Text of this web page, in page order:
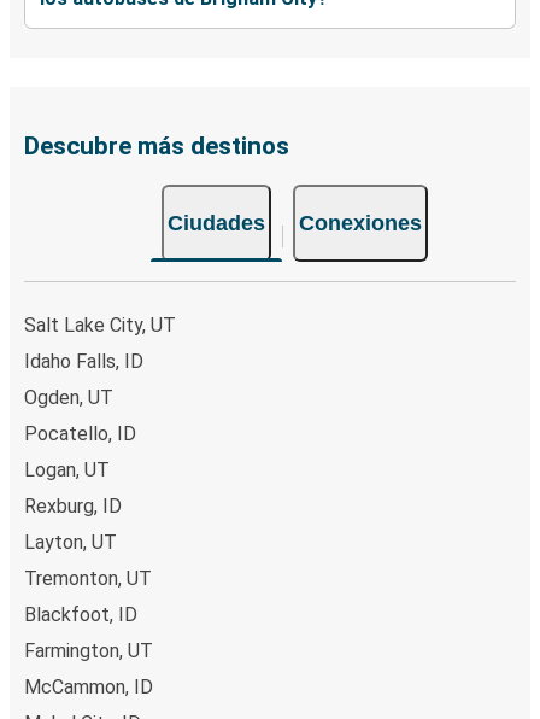
Descubre más destinos
Ciudades Conexiones
Salt Lake City, UT
Idaho Falls, ID
Ogden, UT
Pocatello, ID
Logan, UT
Rexburg, ID
Layton, UT
Tremonton, UT
Blackfoot, ID
Farmington, UT
McCammon, ID